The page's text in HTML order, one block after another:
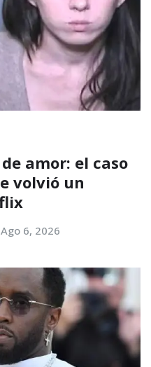
amor: el caso
volvió un
Ago 6, 2026